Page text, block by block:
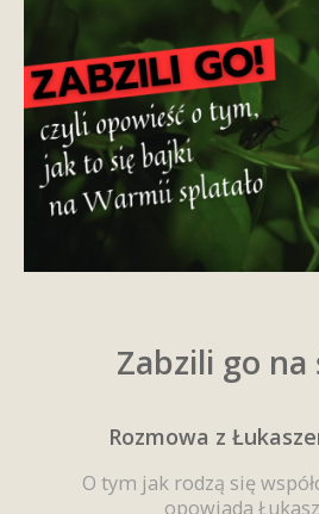
Zabzili go na
Rozmowa z
O tym jak rodzą się
opowiada